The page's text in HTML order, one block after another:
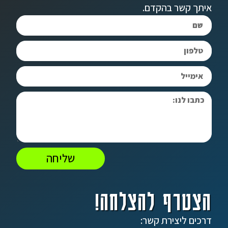
הצטרף להצלחה!
דרכים ליצירת קשר:
איתך קשר בהקדם.
שליחה